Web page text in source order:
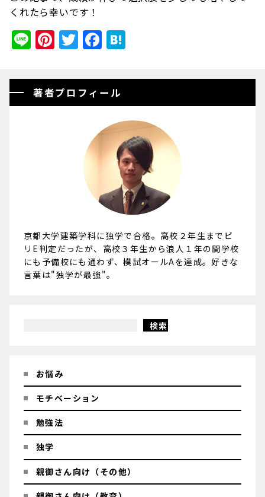
くれたら幸いです！
LinePinterest
Twitter
Facebook
著者プロフィール
京都大学建築学科に独学で合格。高校２年生までビ
リE判定だったが、高校３年生から浪人１年の間学校
にも予備校にも通わず、模試オールAを達成。好きな
言葉は"独学が最強"。
検索
お悩み
モチベーション
勉強法
独学
親御さん向け（その他）